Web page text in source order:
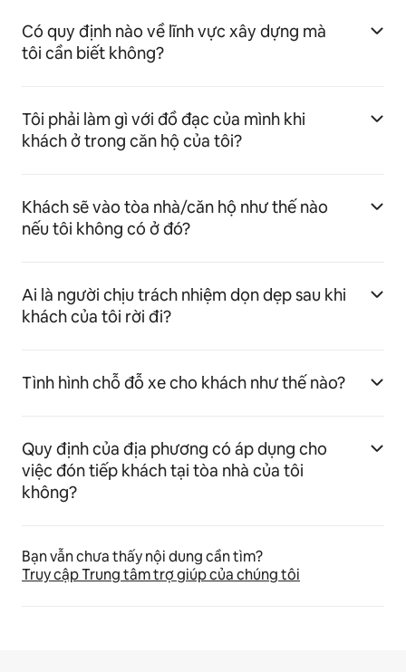
Có quy định nào về lĩnh vực xây dựng mà
tôi cần biết không?
Tôi phải làm gì với đồ đạc của mình khi
khách ở trong căn hộ của tôi?
Khách sẽ vào tòa nhà/căn hộ như thế nào
nếu tôi không có ở đó?
Ai là người chịu trách nhiệm dọn dẹp sau khi
khách của tôi rời đi?
Tình hình chỗ đỗ xe cho khách như thế nào?
Quy định của địa phương có áp dụng cho
việc đón tiếp khách tại tòa nhà của tôi
không?
Bạn vẫn chưa thấy nội dung cần tìm?
Truy cập Trung tâm trợ giúp của chúng tôi